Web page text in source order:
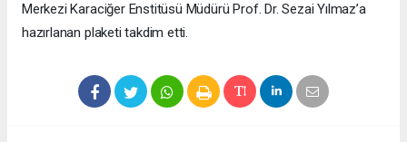
Merkezi Karaciğer Enstitüsü Müdürü Prof. Dr. Sezai Yılmaz’a
hazırlanan plaketi takdim etti.